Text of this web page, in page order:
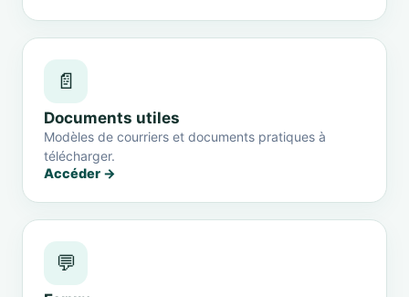
📄
Documents utiles
Modèles de courriers et documents pratiques à
télécharger.
Accéder →
💬